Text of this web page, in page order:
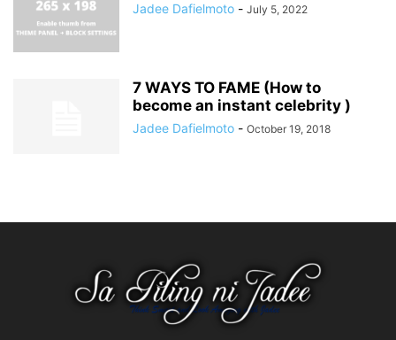
Jadee Dafielmoto - July 5, 2022
7 WAYS TO FAME (How to
become an instant celebrity )
Jadee Dafielmoto - October 19, 2018